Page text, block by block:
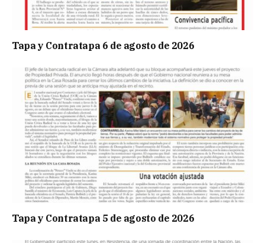
Tapa y Contratapa 6 de agosto de 2026
Tapa y Contratapa 5 de agosto de 2026